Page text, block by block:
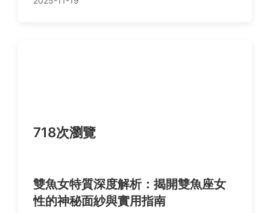
718次瀏覽
雙魚女特質深度解析：揭開雙魚座女
性的神秘面紗與實用指南